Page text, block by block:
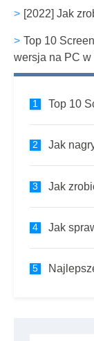
[2022] Jak
Top 10
wersja na PC w
Jak